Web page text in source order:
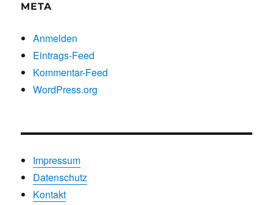
META
Anmelden
Eintrags-Feed
Kommentar-Feed
WordPress.org
Impressum
Datenschutz
Kontakt